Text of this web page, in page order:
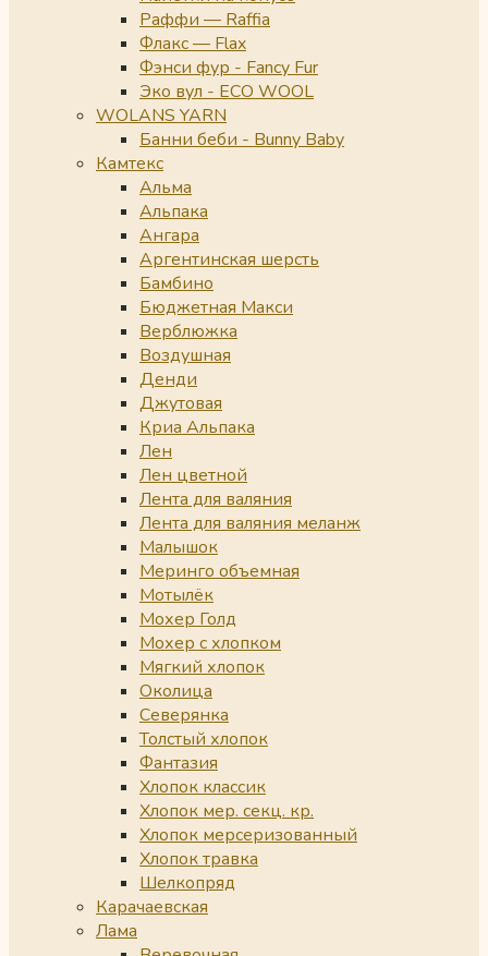
Раффи — Raffia
Флакс — Flax
Фэнси фур - Fancy Fur
Эко вул - ECO WOOL
WOLANS YARN
Банни беби - Bunny Baby
Камтекс
Альма
Альпака
Ангара
Аргентинская шерсть
Бамбино
Бюджетная Макси
Верблюжка
Воздушная
Денди
Джутовая
Криа Альпака
Лен
Лен цветной
Лента для валяния
Лента для валяния меланж
Малышок
Меринго объемная
Мотылёк
Мохер Голд
Мохер с хлопком
Мягкий хлопок
Околица
Северянка
Толстый хлопок
Фантазия
Хлопок классик
Хлопок мер. секц. кр.
Хлопок мерсеризованный
Хлопок травка
Шелкопряд
Карачаевская
Лама